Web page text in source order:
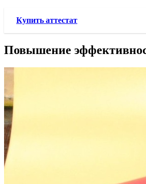
Купить аттестат
Повышение